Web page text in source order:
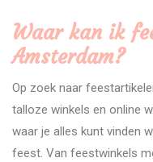
Waar kan ik
Amsterdam?
Op zoek naar
talloze winkels en online
waar je alles kunt vinden
feest. Van feestwinkels